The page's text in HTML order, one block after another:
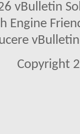
vBulletin
Engine
Copyright